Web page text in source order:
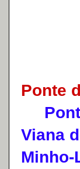
Ponte
Viana
Minho-